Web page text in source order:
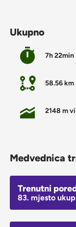
Ukupno
7h 22min
58.56 km
2148 m
Medvednica
Trenutni
83. mjesto